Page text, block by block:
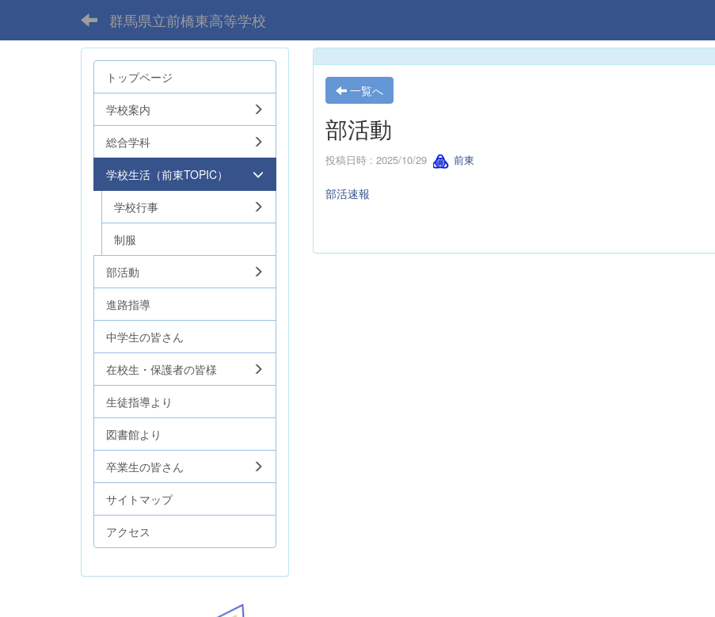
群馬県立前橋東高等学校
一覧へ
部活動
投稿日時 : 2025/10/29 前東
部活速報
トップページ
学校案内
総合学科
学校生活（前東TOPIC）
学校行事
制服
部活動
進路指導
中学生の皆さん
在校生・保護者の皆様
生徒指導より
図書館より
卒業生の皆さん
サイトマップ
アクセス